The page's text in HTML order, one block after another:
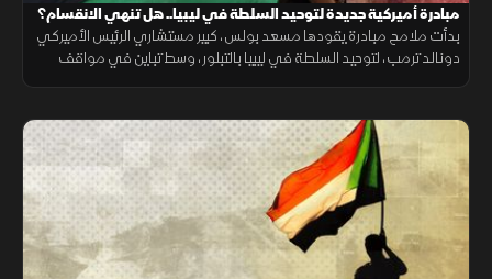
مبادرة أميركية جديدة لتوحيد السلطة في ليبيا.. هل تنهي الانقسام؟
بدأت ملامح مبادرة يقودها مسعد بولس، كبير مستشاري الرئيس الأميركي
دونالد ترمب، لتوحيد السلطة في ليبيا بالتبلور، وسط تباين في مواقف